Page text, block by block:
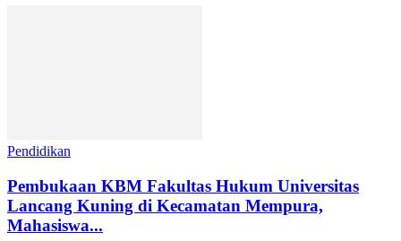
Pendidikan
Pembukaan KBM Fakultas Hukum Universitas
Lancang Kuning di Kecamatan Mempura,
Mahasiswa...